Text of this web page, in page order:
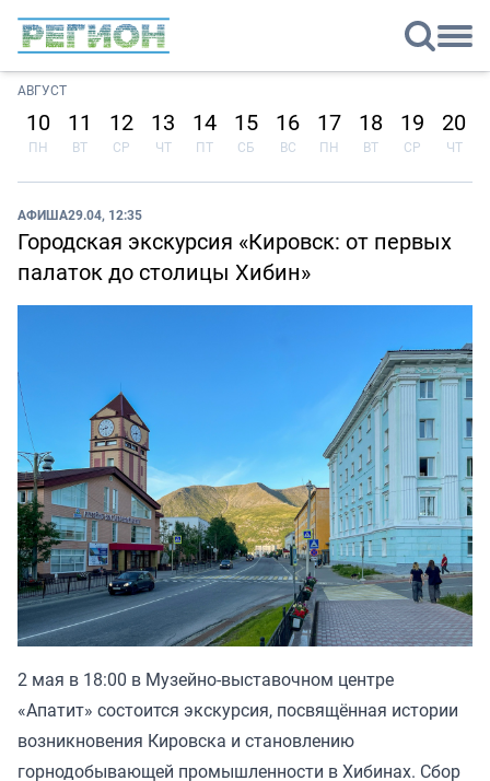
АВГУСТ
10
ПН
11
ВТ
12
СР
13
ЧТ
14
ПТ
15
СБ
16
ВС
17
ПН
18
ВТ
19
СР
20
ЧТ
АФИША29.04, 12:35
Городская экскурсия «Кировск: от первых
палаток до столицы Хибин»
2 мая в 18:00 в Музейно-выставочном центре
«Апатит» состоится экскурсия, посвящённая истории
возникновения Кировска и становлению
горнодобывающей промышленности в Хибинах. Сбор